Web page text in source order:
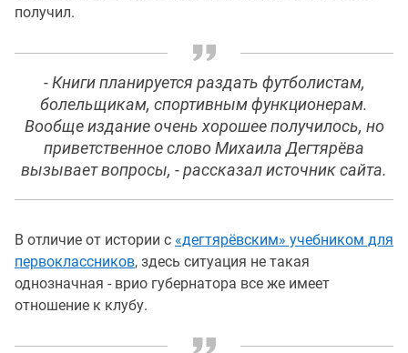
получил.
- Книги планируется раздать футболистам,
болельщикам, спортивным функционерам.
Вообще издание очень хорошее получилось, но
приветственное слово Михаила Дегтярёва
вызывает вопросы, - рассказал источник сайта.
В отличие от истории с «дегтярёвским» учебником для
первоклассников, здесь ситуация не такая
однозначная - врио губернатора все же имеет
отношение к клубу.